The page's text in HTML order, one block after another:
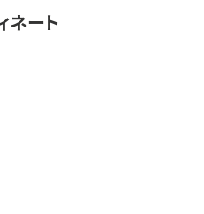
ネート